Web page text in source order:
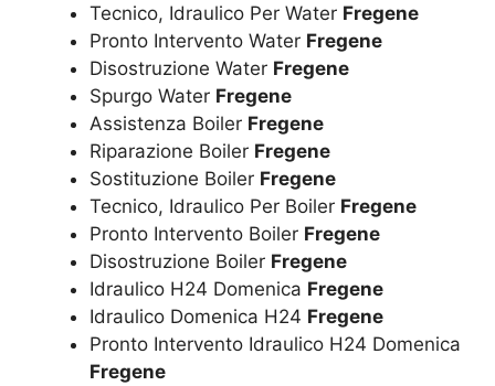
Tecnico, Idraulico Per Water Fregene
Pronto Intervento Water Fregene
Disostruzione Water Fregene
Spurgo Water Fregene
Assistenza Boiler Fregene
Riparazione Boiler Fregene
Sostituzione Boiler Fregene
Tecnico, Idraulico Per Boiler Fregene
Pronto Intervento Boiler Fregene
Disostruzione Boiler Fregene
Idraulico H24 Domenica Fregene
Idraulico Domenica H24 Fregene
Pronto Intervento Idraulico H24 Domenica
Fregene